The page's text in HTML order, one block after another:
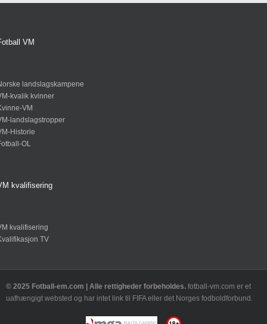
VM
landslagskampene
kvalik kvinner
VM
landslagstropper
Historie
OL
kvalifisering
kvalifisering
TV
© 2025 Fotball-em.com | Alle rettigheder forbeholdes. fotball-vm.com er et
uafhængigt websted og har intet link til FIFA eller det Norges fodboldforbund.